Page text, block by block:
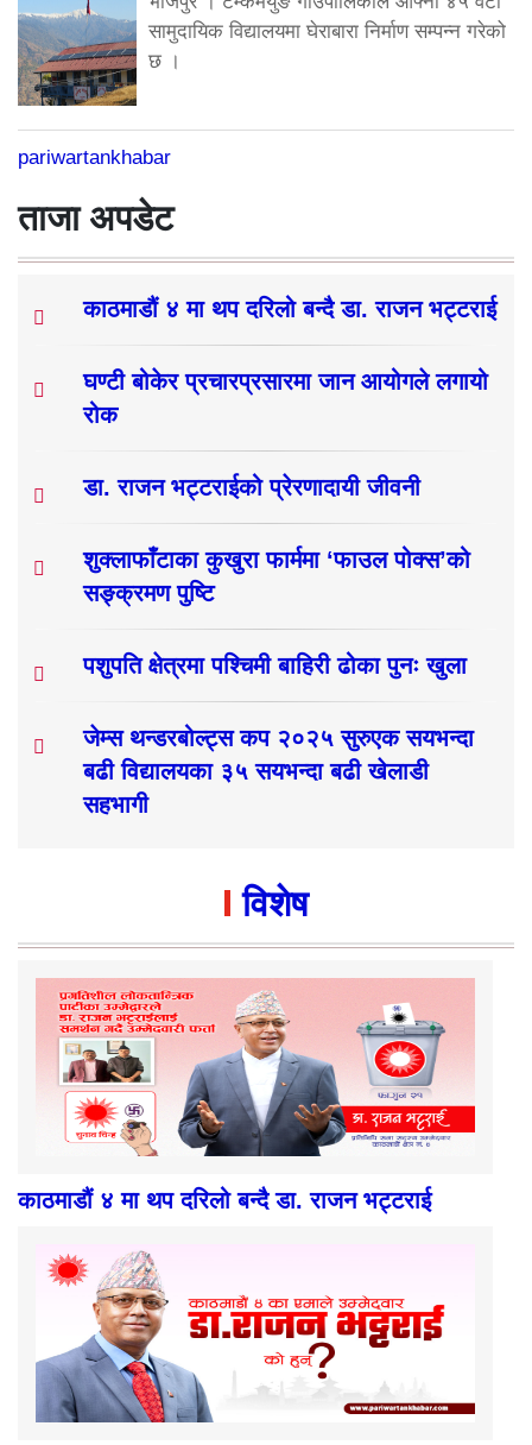
सामुदायिक विद्यालयमा घेराबारा निर्माण सम्पन्न गरेको
छ ।
pariwartankhabar
ताजा अपडेट
काठमाडौं ४ मा थप दरिलो बन्दै डा. राजन भट्टराई
घण्टी बोकेर प्रचारप्रसारमा जान आयोगले लगायो
रोक
डा. राजन भट्टराईको प्रेरणादायी जीवनी
शुक्लाफाँटाका कुखुरा फार्ममा ‘फाउल पोक्स’को
सङ्क्रमण पुष्टि
पशुपति क्षेत्रमा पश्चिमी बाहिरी ढोका पुनः खुला
जेम्स थन्डरबोल्ट्स कप २०२५ सुरुएक सयभन्दा
बढी विद्यालयका ३५ सयभन्दा बढी खेलाडी
सहभागी
विशेष
काठमाडौं ४ मा थप दरिलो बन्दै डा. राजन भट्टराई